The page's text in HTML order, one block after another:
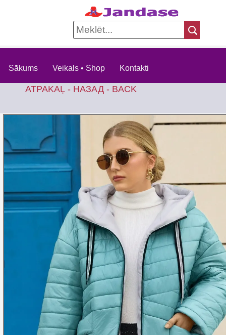
Sākums Veikals • Shop Kontakti
ATPAKAĻ - НАЗАД - BACK